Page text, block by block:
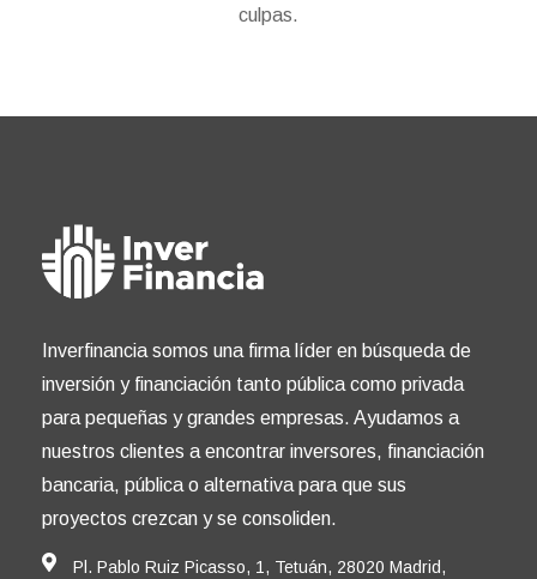
culpas.
Inverfinancia somos una firma líder en búsqueda de
inversión y financiación tanto pública como privada
para pequeñas y grandes empresas. Ayudamos a
nuestros clientes a encontrar inversores, financiación
bancaria, pública o alternativa para que sus
proyectos crezcan y se consoliden.
Pl. Pablo Ruiz Picasso, 1, Tetuán, 28020 Madrid,